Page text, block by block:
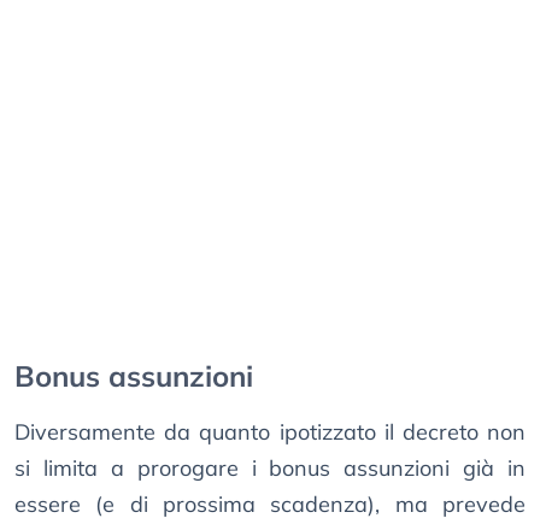
Bonus assunzioni
Diversamente da quanto ipotizzato il decreto non
si limita a prorogare i bonus assunzioni già in
essere (e di prossima scadenza), ma prevede